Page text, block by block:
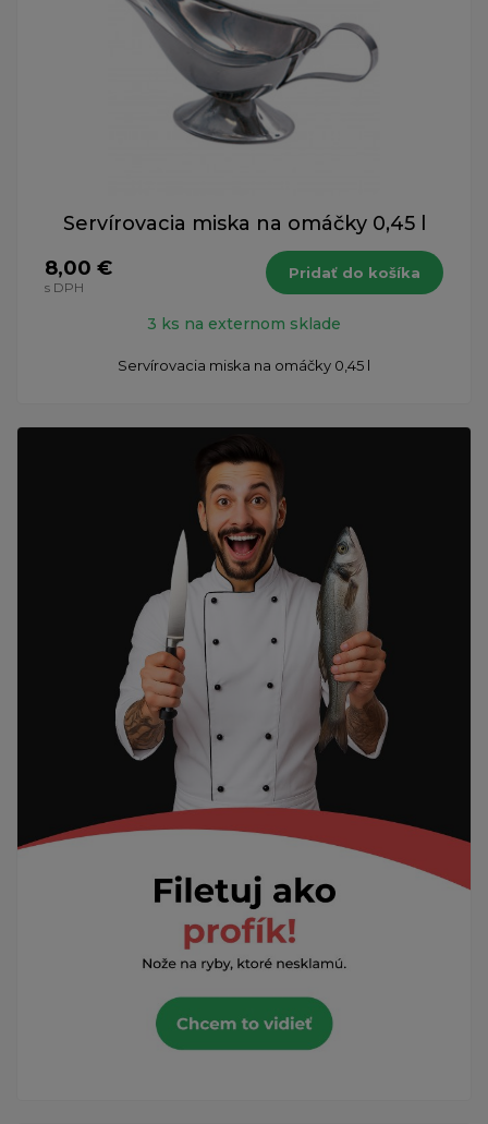
Servírovacia miska na omáčky 0,45 l
8,00 €
s DPH
Pridať do košíka
3 ks na externom sklade
Servírovacia miska na omáčky 0,45 l